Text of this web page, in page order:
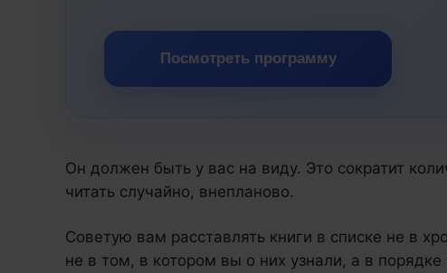
Посмотреть программу
Он должен быть у вас на виду. Это сократит
читать случайно, внепланово.
Советую вам расставлять книги в списке не в
не в том, в котором вы о них узнали, а в